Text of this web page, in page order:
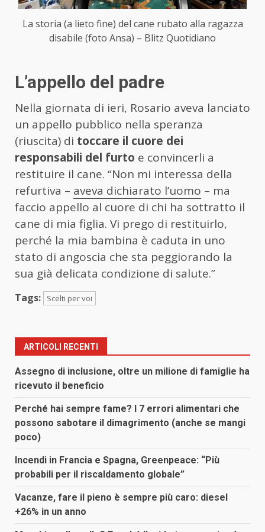
La storia (a lieto fine) del cane rubato alla ragazza
disabile (foto Ansa) – Blitz Quotidiano
L’appello del padre
Nella giornata di ieri, Rosario aveva lanciato
un appello pubblico nella speranza
(riuscita) di toccare il cuore dei
responsabili del furto e convincerli a
restituire il cane. “Non mi interessa della
refurtiva – aveva dichiarato l’uomo – ma
faccio appello al cuore di chi ha sottratto il
cane di mia figlia. Vi prego di restituirlo,
perché la mia bambina è caduta in uno
stato di angoscia che sta peggiorando la
sua già delicata condizione di salute.”
Tags: Scelti per voi
ARTICOLI RECENTI
Assegno di inclusione, oltre un milione di famiglie ha
ricevuto il beneficio
Perché hai sempre fame? I 7 errori alimentari che
possono sabotare il dimagrimento (anche se mangi
poco)
Incendi in Francia e Spagna, Greenpeace: “Più
probabili per il riscaldamento globale”
Vacanze, fare il pieno è sempre più caro: diesel
+26% in un anno